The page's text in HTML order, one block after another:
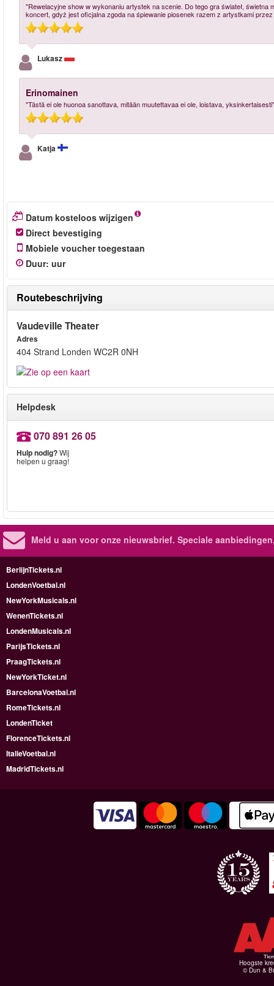
"Rewelacyjne show w wykonaniu artystek na scenie. Do tego gra świateł,
koncert, gdyż jest oficjalna zgoda na śpiewanie piosenek razem z artystkami
Lukasz
Erinomainen
"Tästä ei ole huonoa sanottava, mitään muutettavaa ei ole, loistava, yksinkertaisesti"
Katja
Datum kosteloos wijzigen
Direct bevestiging
Mobiele voucher toegestaan
Duur: uur
Routebeschrijving
Vaudeville Theater
Adres
404 Strand Londen WC2R 0NH
Helpdesk
070 891 26 05
Hulp nodig?Wij
helpen u graag!
Meld u aan voor onze nieuwsbrief. Speciale
BerlijnTickets.nl
LondenVoetbal.nl
NewYorkMusicals.nl
WenenTickets.nl
LondenMusicals.nl
ParijsTickets.nl
PraagTickets.nl
NewYorkTicket.nl
BarcelonaVoetbal.nl
RomeTickets.nl
LondenTicket
FlorenceTickets.nl
ItalieVoetbal.nl
MadridTickets.nl
Hoogste
© Dun &